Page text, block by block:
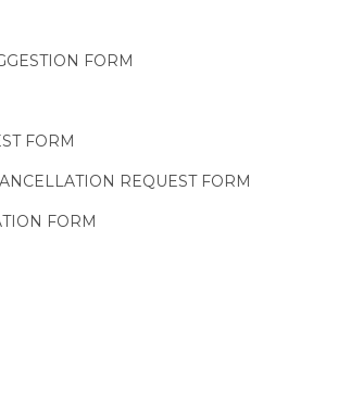
FORM
FORM
REQUEST FORM
FORM